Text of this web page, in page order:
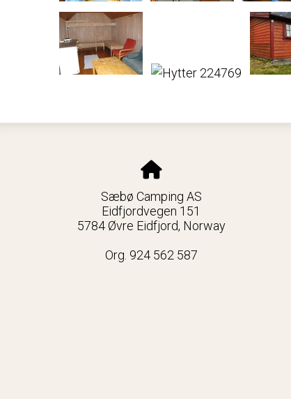
Sæbø Camping AS
Eidfjordvegen 151
5784 Øvre Eidfjord, Norway
Org. 924 562 587